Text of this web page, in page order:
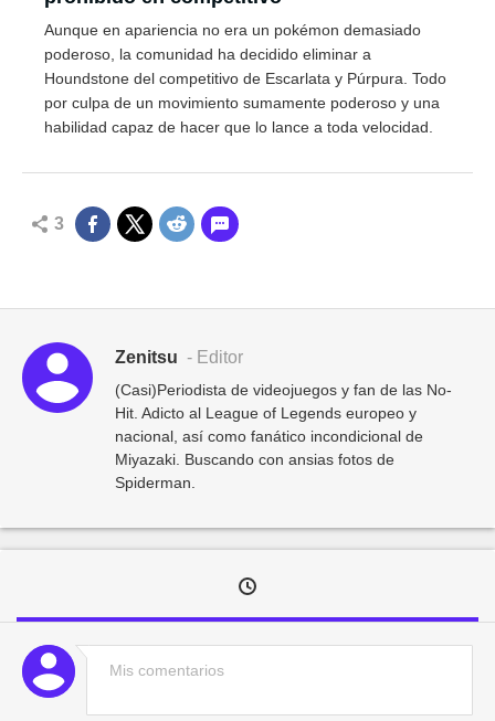
Aunque en apariencia no era un pokémon demasiado
poderoso, la comunidad ha decidido eliminar a
Houndstone del competitivo de Escarlata y Púrpura. Todo
por culpa de un movimiento sumamente poderoso y una
habilidad capaz de hacer que lo lance a toda velocidad.
3
Zenitsu - Editor
(Casi)Periodista de videojuegos y fan de las No-
Hit. Adicto al League of Legends europeo y
nacional, así como fanático incondicional de
Miyazaki. Buscando con ansias fotos de
Spiderman.